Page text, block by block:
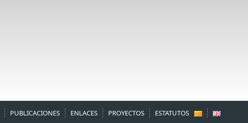
PUBLICACIONES ENLACES PROYECTOS ESTATUTOS